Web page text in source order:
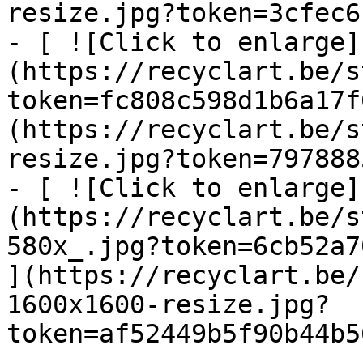
- [ ![Click to enlarge]
(https://recyclart.be/
(https://recyclart.be/
- [ ![Click to enlarge]
(https://recyclart.be/
](https://
1600x1600-resize.jpg?